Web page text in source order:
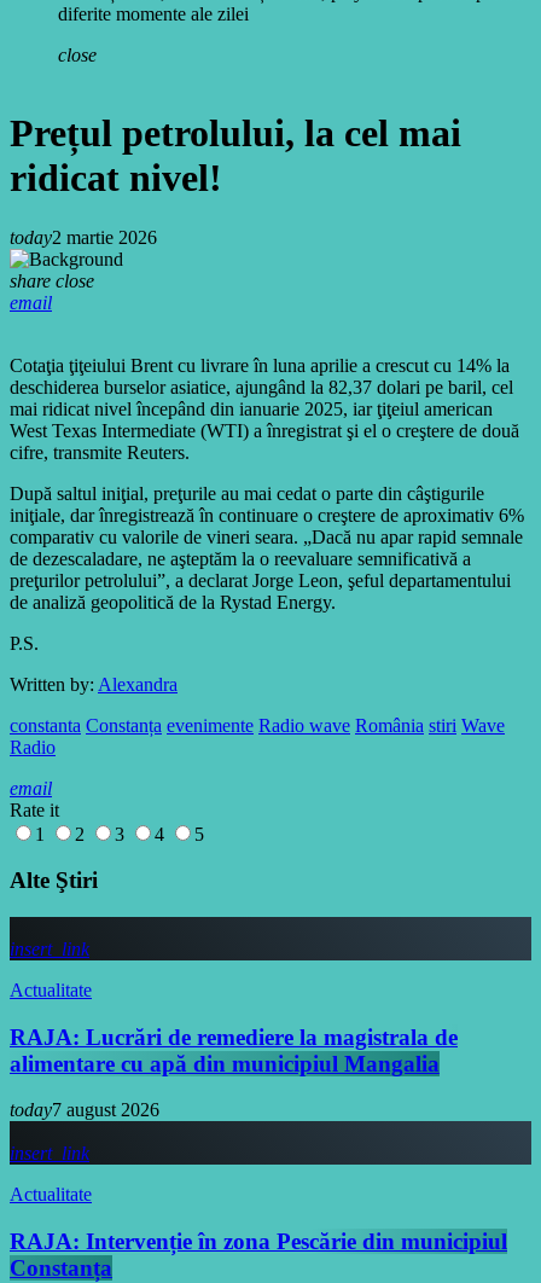
diferite momente ale zilei
close
Prețul petrolului, la cel mai
ridicat nivel!
today2 martie 2026
share close
email
Cotaţia ţiţeiului Brent cu livrare în luna aprilie a crescut cu 14% la
deschiderea burselor asiatice, ajungând la 82,37 dolari pe baril, cel
mai ridicat nivel începând din ianuarie 2025, iar ţiţeiul american
West Texas Intermediate (WTI) a înregistrat şi el o creştere de două
cifre, transmite Reuters.
După saltul iniţial, preţurile au mai cedat o parte din câştigurile
iniţiale, dar înregistrează în continuare o creştere de aproximativ 6%
comparativ cu valorile de vineri seara. „Dacă nu apar rapid semnale
de dezescaladare, ne aşteptăm la o reevaluare semnificativă a
preţurilor petrolului”, a declarat Jorge Leon, şeful departamentului
de analiză geopolitică de la Rystad Energy.
P.S.
Written by: Alexandra
constanta Constanța evenimente Radio wave România stiri Wave
Radio
email
Rate it
1
2 3 4 5
Alte Ştiri
insert_link
Actualitate
RAJA: Lucrări de remediere la magistrala de
alimentare cu apă din municipiul Mangalia
today7 august 2026
insert_link
Actualitate
RAJA: Intervenție în zona Pescărie din municipiul
Constanța